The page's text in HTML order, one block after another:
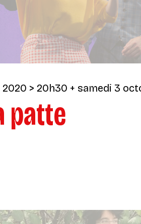
> 20h30 + samedi 3
patte